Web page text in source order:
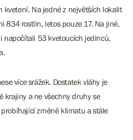
kvetení. Na jedné z největších lokalit
834 rostlin, letos pouze 17. Na jiné,
napočítali 53 kvetoucích jedinců,
více srážek. Dostatek vláhy je
krajiny a ne všechny druhy se
změně klimatu a stále